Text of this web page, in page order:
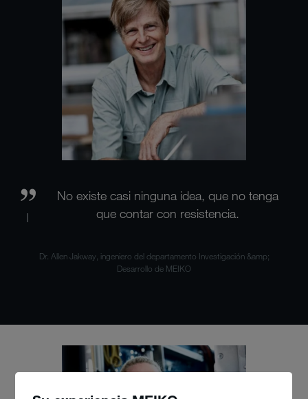
No existe casi ninguna idea, que no tenga
que contar con resistencia.
Dr. Allen Jakway, ingeniero del departamento Investigación &amp;
Desarrollo de MEIKO